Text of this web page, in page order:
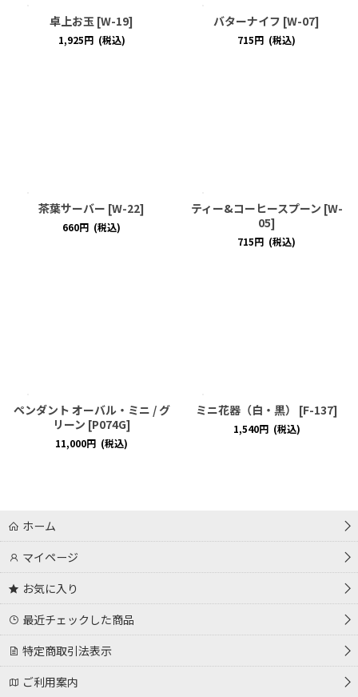
卓上お玉 [W-19]
1,925円 (税込)
バターナイフ [W-07]
715円 (税込)
茶葉サーバー [W-22]
660円 (税込)
ティー&コーヒースプーン [W-
05]
715円 (税込)
ペンダント オーバル・ミニ / グ
リーン [P074G]
11,000円 (税込)
ミニ花器（白・黒） [F-137]
1,540円 (税込)
ホーム
マイページ
お気に入り
最近チェックした商品
特定商取引法表示
ご利用案内